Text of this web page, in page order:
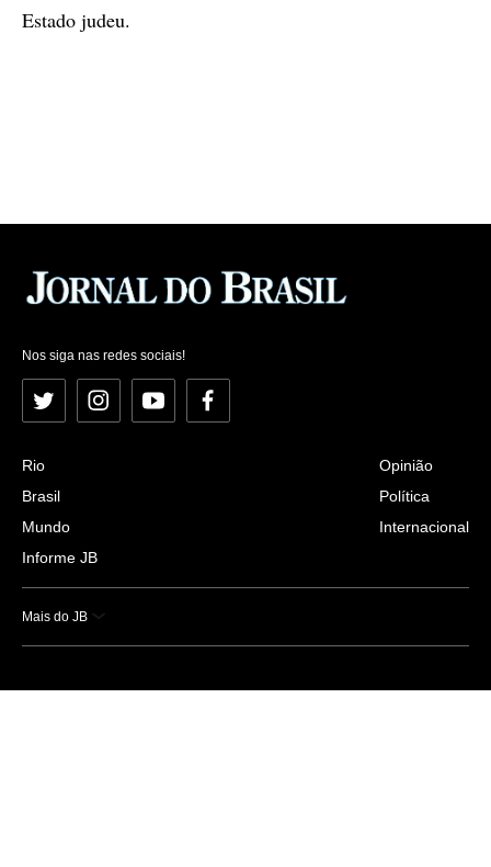
Estado judeu.
Nos siga nas redes sociais!
Twitter InstagramYouTubeFacebook
Rio
Brasil
Mundo
Informe JB
Opinião
Política
Internacional
Mais do JB
Esportes